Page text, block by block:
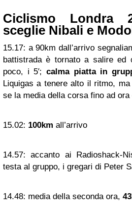
Ciclismo Londra
sceglie Nibali e
15.17: a 90km dall’arrivo
battistrada è tornato a salire ed
poco, i 5′; calma piatta in
Liquigas a tenere alto il ritmo,
se la media della corsa fino ad ora
15.02: 100km all’arrivo
14.57: accanto ai Radioshack-
testa al gruppo, i gregari di Peter
14.48: media della seconda ora,